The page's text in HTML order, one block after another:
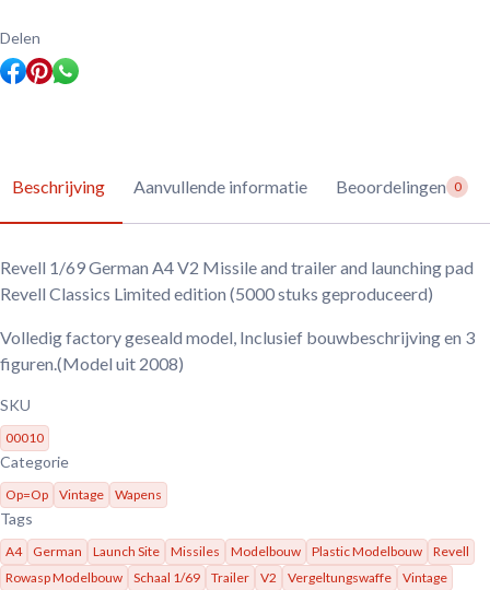
Delen
Beschrijving Aanvullende informatie Beoordelingen 0
Revell 1/69 German A4 V2 Missile and trailer and launching pad
Revell Classics Limited edition (5000 stuks geproduceerd)
Volledig factory geseald model, Inclusief bouwbeschrijving en 3
figuren.(Model uit 2008)
SKU
00010
Categorie
Op=Op Vintage Wapens
Tags
A4 German Launch Site Missiles Modelbouw Plastic Modelbouw
Revell
Rowasp Modelbouw
Schaal 1/69 Trailer V2 Vergeltungswaffe
Vintage